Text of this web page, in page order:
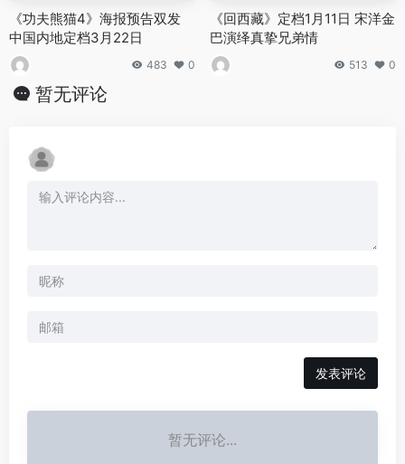
《功夫熊猫4》海报预告双发
中国内地定档3月22日
483 0
《回西藏》定档1月11日 宋洋金
巴演绎真挚兄弟情
513 0
暂无评论
发表评论
暂无评论...